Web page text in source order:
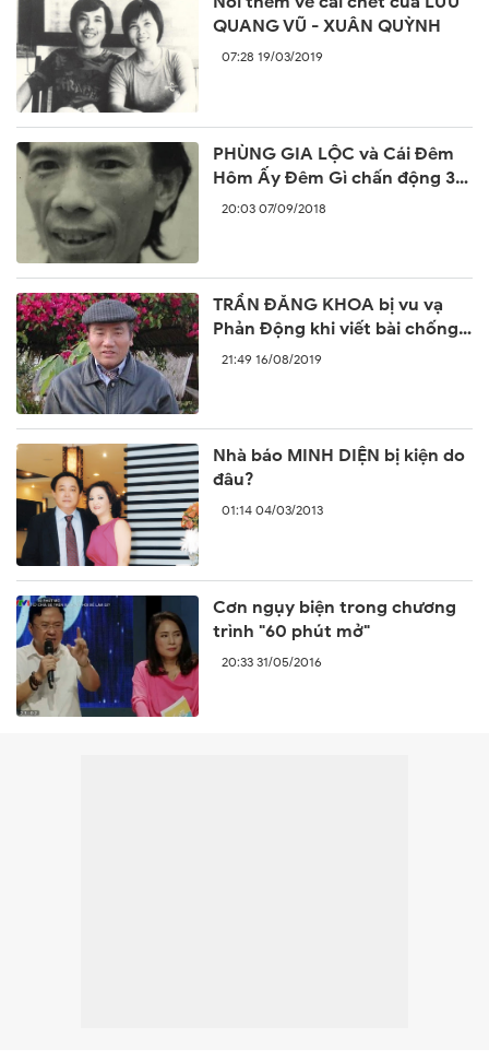
QUANG VŨ - XUÂN QUỲNH
07:28 19/03/2019
PHÙNG GIA LỘC và Cái Đêm
Hôm Ấy Đêm Gì chấn động 30
năm trước
20:03 07/09/2018
TRẦN ĐĂNG KHOA bị vu vạ
Phản Động khi viết bài chống
lại sự ngang ngược của Trung
21:49 16/08/2019
Nhà báo MINH DIỆN bị kiện do
đâu?
01:14 04/03/2013
Cơn ngụy biện trong chương
trình "60 phút mở"
20:33 31/05/2016